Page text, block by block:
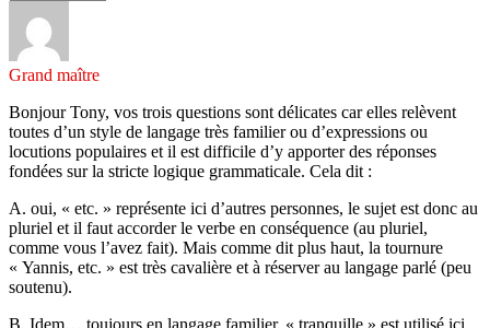
Grand maître
Bonjour Tony, vos trois questions sont délicates car elles relèvent
toutes d’un style de langage très familier ou d’expressions ou
locutions populaires et il est difficile d’y apporter des réponses
fondées sur la stricte logique grammaticale. Cela dit :
A. oui, « etc. » représente ici d’autres personnes, le sujet est donc au
pluriel et il faut accorder le verbe en conséquence (au pluriel,
comme vous l’avez fait). Mais comme dit plus haut, la tournure
« Yannis, etc. » est très cavalière et à réserver au langage parlé (peu
soutenu).
B. Idem… toujours en langage familier, « tranquille » est utilisé ici